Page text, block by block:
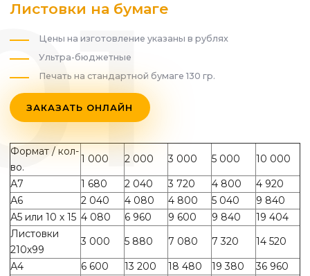
Листовки на бумаге
Цены на изготовление указаны в рублях
Ультра-бюджетные
Печать на стандартной бумаге 130 гр.
ЗАКАЗАТЬ ОНЛАЙН
Формат / кол-
во.
1 000 2 000 3 000 5 000
10 000
А7
1 680 2 040 3 720 4 800
4 920
А6
2 040 4 080 4 800 5 040
9 840
А5 или 10 х 15 4 080 6 960 9 600 9 840
19 404
Листовки
210х99
3 000 5 880 7 080 7 320
14 520
А4
6 600 13 200 18 480 19 380
36 960